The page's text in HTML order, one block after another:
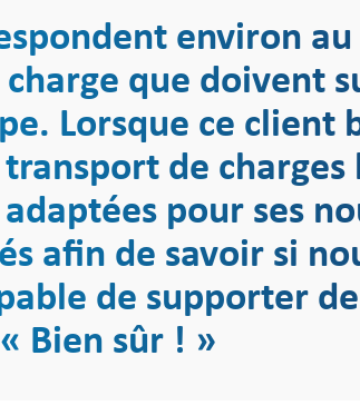
environ
charge que doivent
Lorsque ce client
transport de charges
pour ses
afin de savoir si
de supporter
Bien sûr ! »